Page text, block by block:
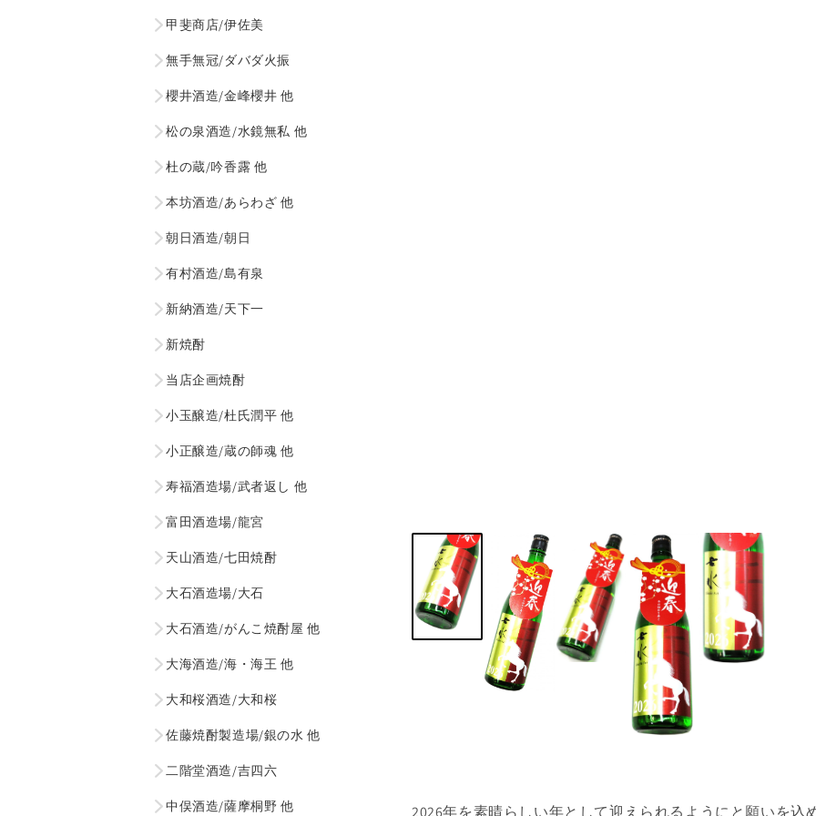
甲斐商店/伊佐美
無手無冠/ダバダ火振
櫻井酒造/金峰櫻井 他
松の泉酒造/水鏡無私 他
杜の蔵/吟香露 他
本坊酒造/あらわざ 他
朝日酒造/朝日
有村酒造/島有泉
新納酒造/天下一
新焼酎
当店企画焼酎
小玉醸造/杜氏潤平 他
小正醸造/蔵の師魂 他
寿福酒造場/武者返し 他
富田酒造場/龍宮
天山酒造/七田焼酎
大石酒造場/大石
大石酒造/がんこ焼酎屋 他
大海酒造/海・海王 他
大和桜酒造/大和桜
佐藤焼酎製造場/銀の水 他
二階堂酒造/吉四六
中俣酒造/薩摩桐野 他
2026年を素晴らしい年として迎えられるようにと願いを込